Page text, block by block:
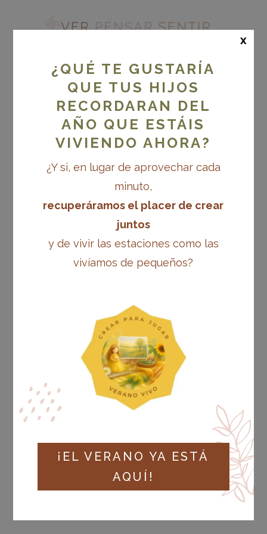
ACCEDER
NOMBRE DE USUARIO O CORREO
CONTRASEÑA*OBLIGATORIO
Por favor, introduce una respuesta
siete + 20 =
¿Olvidaste la contraseña?
¿QUÉ TE GUSTARÍA
QUE TUS HIJOS
RECORDARAN DEL
AÑO QUE ESTÁIS
VIVIENDO AHORA?
¿Y si, en lugar de aprovechar cada
minuto,
recuperáramos el placer de crear
juntos
y de vivir las estaciones como las
vivíamos de pequeños?
¡EL VERANO YA ESTÁ
AQUÍ!
x